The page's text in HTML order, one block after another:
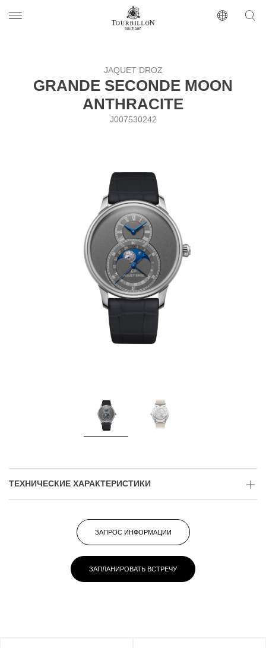
https://www.tourbillon.com/ru
JAQUET DROZ
GRANDE SECONDE MOON
ANTHRACITE
J007530242
ТЕХНИЧЕСКИЕ ХАРАКТЕРИСТИКИ
ЗАПРОС ИНФОРМАЦИИ
ЗАПЛАНИРОВАТЬ ВСТРЕЧУ